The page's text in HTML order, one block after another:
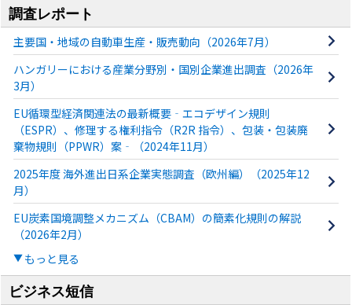
調査レポート
主要国・地域の自動車生産・販売動向（2026年7月）
ハンガリーにおける産業分野別・国別企業進出調査（2026年
3月）
EU循環型経済関連法の最新概要‐エコデザイン規則
（ESPR）、修理する権利指令（R2R 指令）、包装・包装廃
棄物規則（PPWR）案‐（2024年11月）
2025年度 海外進出日系企業実態調査（欧州編）（2025年12
月）
EU炭素国境調整メカニズム（CBAM）の簡素化規則の解説
（2026年2月）
もっと見る
ビジネス短信